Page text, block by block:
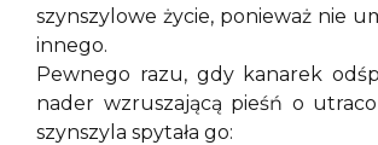
szynszylowe życie, ponieważ nie
innego.
Pewnego razu, gdy kanarek
nader wzruszającą pieśń o
szynszyla spytała go: